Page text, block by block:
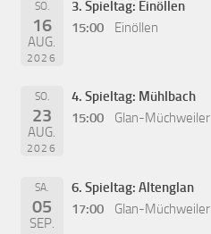
SO.
16
AUG.
2026
3. Spieltag: Einöllen
15:00
Einöllen
SO.
23
AUG.
2026
4. Spieltag: Mühlbach
15:00
Glan-Müchweiler
SA.
05
SEP.
6. Spieltag: Altenglan
17:00
Glan-Müchweiler